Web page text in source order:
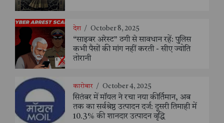
देश / October 8, 2025
“साइबर अरेस्ट” ठगी से सावधान रहें: पुलिस
कभी पैसों की मांग नहीं करती - सीए ज्योति
तोरानी
कारोबार / October 4, 2025
सितंबर में मॉयल ने रचा नया कीर्तिमान, अब
तक का सर्वश्रेष्ठ उत्पादन दर्ज: दूसरी तिमाही में
10.3% की शानदार उत्पादन वृद्धि